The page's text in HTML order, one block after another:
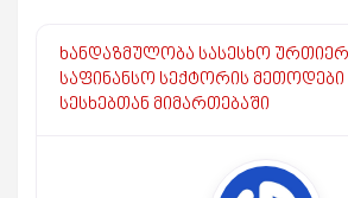
ხანდაზმულობა სასესხო
საფინანსო სექტორის
სესხებთან მიმართებაში